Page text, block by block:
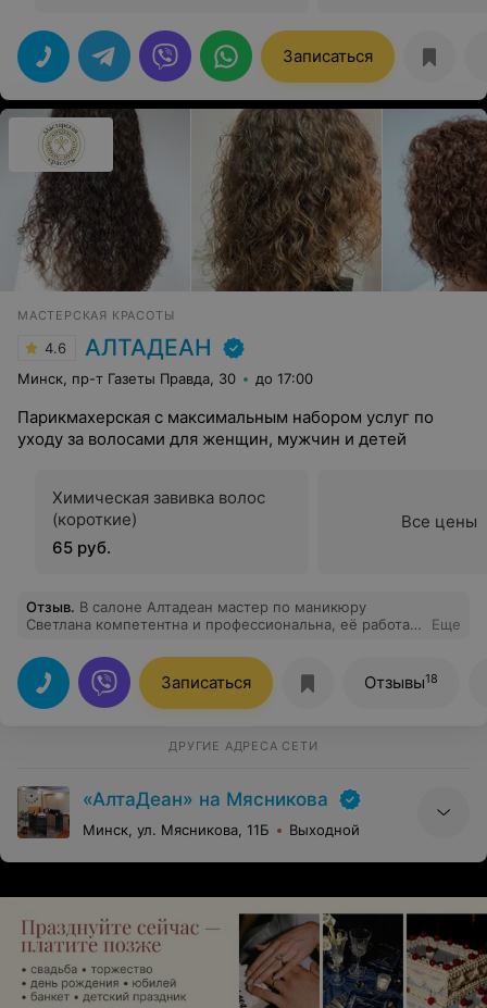
Записаться
МАСТЕРСКАЯ КРАСОТЫ
4.6 АЛТАДЕАН
Минск, пр-т Газеты Правда, 30 до 17:00
Парикмахерская с максимальным набором услуг по
уходу за волосами для женщин, мужчин и детей
Химическая завивка волос
(короткие)
65 руб.
Все цены
Отзыв. В салоне Алтадеан мастер по маникюру
Светлана компетентна и профессиональна, её работа
прекрасно делают модельные стрижки как детские,
так и взрослые. Очень довольна качеством
оказываемых услуг!
Еще
Записаться Отзывы18
ДРУГИЕ АДРЕСА СЕТИ
«АлтаДеан» на Мясникова
Минск, ул. Мясникова, 11Б Выходной